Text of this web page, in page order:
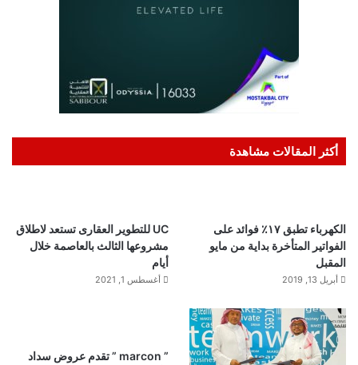
أكثر المقالات مشاهدة
الكهرباء تطبق ١٧٪ فوائد على
الفواتير المتأخرة بداية من مايو
المقبل
أبريل 13, 2019
UC للتطوير العقارى تستعد لاطلاق
مشروعها الثالث بالعاصمة خلال
أيام
أغسطس 1, 2021
” marcon ” تقدم عروض سداد